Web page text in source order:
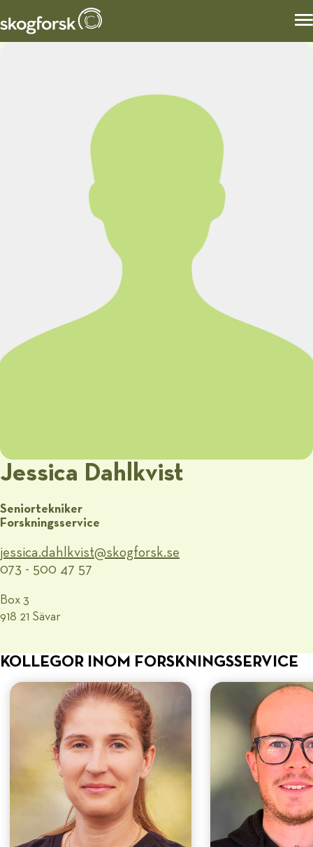
Jessica Dahlkvist
Seniortekniker
Forskningsservice
jessica.dahlkvist@​skogforsk.se
073 - 500 47 57
Box 3
918 21 Sävar
KOLLEGOR INOM FORSKNINGSSERVICE